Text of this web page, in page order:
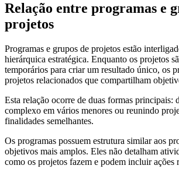
Relação entre programas e
projetos
Programas e grupos de projetos estão
hierárquica estratégica. Enquanto os projetos
temporários para criar um resultado único, os
projetos relacionados que compartilham
Esta relação ocorre de duas formas
complexo em vários menores ou reunindo
finalidades semelhantes.
Os programas possuem estrutura similar aos
objetivos mais amplos. Eles não detalham
como os projetos fazem e podem incluir ações